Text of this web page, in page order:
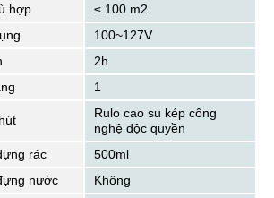
hợp
≤ 100 m2
100~127V
2h
1
Rulo cao su kép công
nghệ độc quyền
rác
500ml
nước
Không